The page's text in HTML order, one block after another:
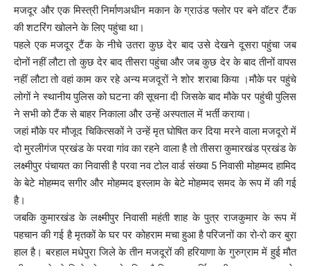
मजदूर और एक मिस्त्री निर्माणअधीन मकान के ग्राउंड फ्लोर पर बने वॉटर टैंक
की शटरिंग खोलने के लिए पहुंचा था।
पहले एक मजदूर टैंक के नीचे उतरा कुछ देर बाद उसे देखने दूसरा पहुंचा जब
दोनों नहीं लौटा तो कुछ देर बाद तीसरा पहुंचा और जब कुछ देर के बाद तीनों वापस
नहीं लौटा तो वहां काम कर रहे अन्य मजदूरों ने शोर शराबा किया ।मौके पर पहुंचे
लोगों ने स्थानीय पुलिस को घटना की सूचना दी जिसके बाद मौके पर पहुंची पुलिस
ने सभी को टैंक से बाहर निकाला और उन्हें अस्पताल में भर्ती कराया।
जहां मौके पर मौजूद चिकित्सकों ने उन्हें मृत घोषित कर दिया मरने वाला मजदूरो में
दो मुरलीगंज प्रखंड के परवा गांव का रहने वाला है तो तीसरा कुमारखंड प्रखंड के
लक्ष्मीपुर पंचायत का निवासी है परवा नव टोल वार्ड संख्या 5 निवासी मोहम्मद हामिद
के बेटे मोहम्मद सगीर और मोहम्मद इस्लाम के बेटे मोहम्मद समद के रूप में की गई
है।
जबकि कुमारखंड के लक्ष्मीपुर निवासी महंती शाह के पुत्र राजकुमार के रूप में
पहचान की गई है मृतकों के घर पर कोहराम मचा हुआ है परिजनों का रो-रो कर बुरा
हाल है। बरहाल मधेपुरा जिले के तीन मजदूरों की हरियाणा के गुरुग्राम में हुई मौत